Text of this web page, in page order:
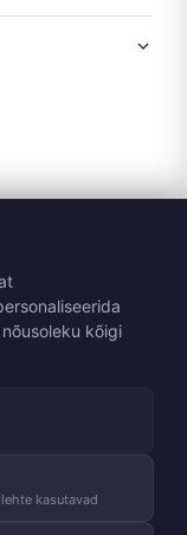
kõigi
kasutavad